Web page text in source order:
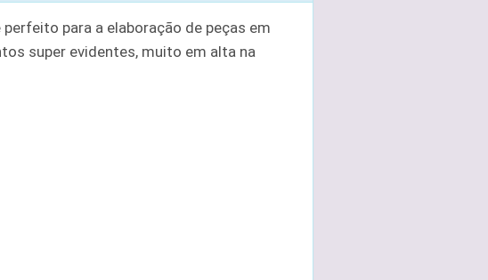
para a elaboração de peças em
super evidentes, muito em alta na